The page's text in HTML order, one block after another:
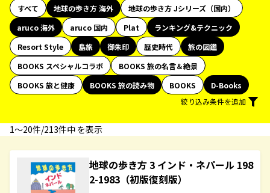
すべて 地球の歩き方 海外
地球の歩き方 Jシリーズ（国内）
aruco 海外
aruco 国内 Plat
ランキング&テクニック
Resort Style
島旅 御朱印 歴史時代
旅の図鑑
BOOKS スペシャルコラボ
BOOKS 旅の名言＆絶景
BOOKS 旅と健康
BOOKS 旅の読み物 BOOKS
D-Books
絞り込み条件を追加
1〜20件/213件中 を表示
地球の歩き方 3 インド・ネパール 198
2-1983（初版復刻版）